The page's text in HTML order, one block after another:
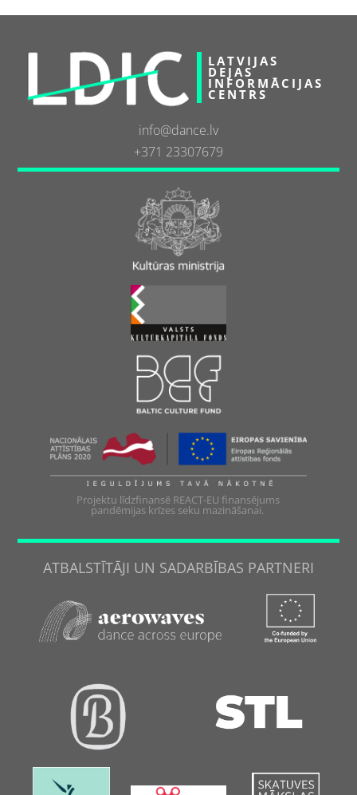
LATVIJAS
DEJAS
INFORMĀCIJAS
CENTRS
info@dance.lv
+371 23307679
Projektu līdzfinansē REACT-EU finansējums
pandēmijas krīzes seku mazināšanai.
ATBALSTĪTĀJI UN SADARBĪBAS PARTNERI